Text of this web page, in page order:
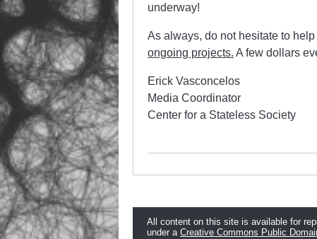
underway!
As always, do not hesitate to
ongoing projects. A few dollars
Erick Vasconcelos
Media Coordinator
Center for a Stateless Society
All content on this site is available for
under a Creative Commons Public